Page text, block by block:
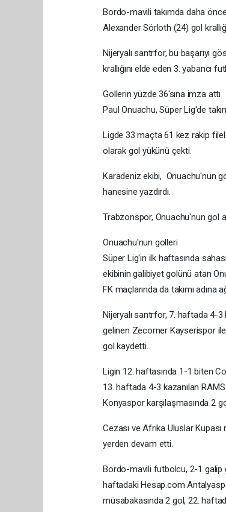
Bordo-mavili takımda daha
Alexander Sörloth (24) gol
Nijeryalı santrfor, bu başarıyı
krallığını elde eden 3. yabancı
Gollerin yüzde 36'sına imza attı
Paul Onuachu, Süper Lig'de
Ligde 33 maçta 61 kez rakip
olarak gol yükünü çekti.
Karadeniz ekibi, ​​​​​​​ Onuachu'nun
hanesine yazdırdı.
Trabzonspor, Onuachu'nun gol
Onuachu'nun golleri
Süper Lig'in ilk haftasında
ekibinin galibiyet golünü atan
FK maçlarında da takımı adına
Nijeryalı santrfor, 7. haftada 4-3
gelinen Zecorner Kayserispor
gol kaydetti.
Ligin 12. haftasında 1-1 biten
13. haftada 4-3 kazanılan
Konyaspor karşılaşmasında 2
Cezası ve Afrika Uluslar
yerden devam etti.
Bordo-mavili futbolcu, 2-1 galip
haftadaki Hesap.com
müsabakasında 2 gol, 22.